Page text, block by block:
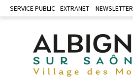
SERVICE PUBLIC EXTRANET NEWSLETTER